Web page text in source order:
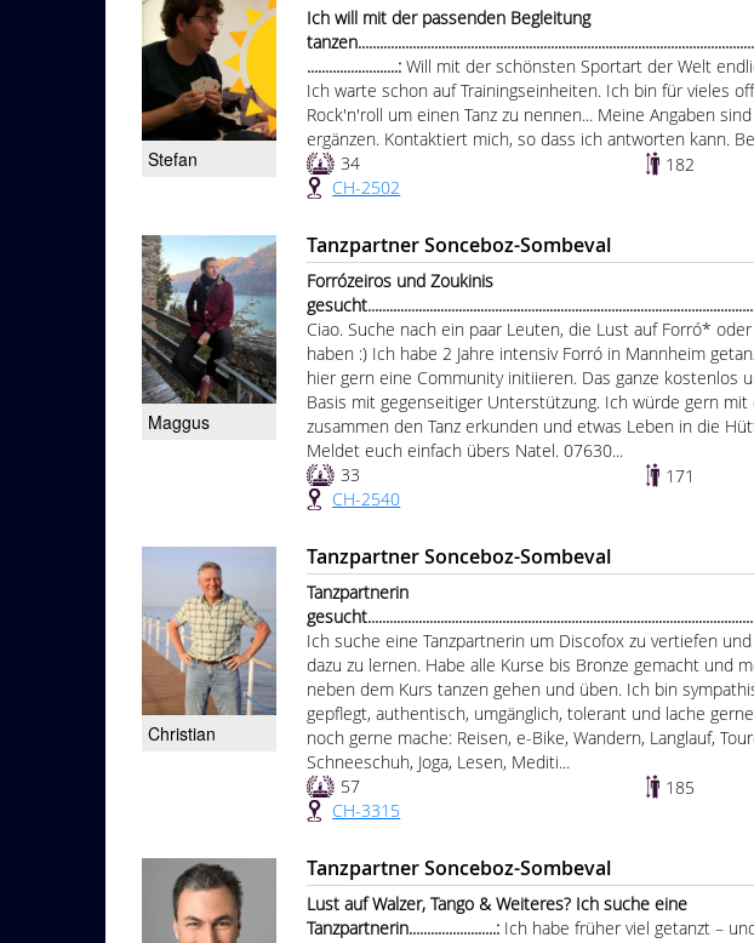
Stefan
Ich will mit der passenden Begleitung
.........................:Will mit der schönsten Sportart der Welt
Ich warte schon auf Trainingseinheiten. Ich bin für vieles
Rock'n'roll um einen Tanz zu nennen... Meine Angaben
ergänzen. Kontaktiert mich, so dass ich antworten kann.
34
182
CH-2502
Maggus
Tanzpartner Sonceboz-Sombeval
Forrózeiros und Zoukinis
Ciao. Suche nach ein paar Leuten, die Lust auf Forró*
haben :) Ich habe 2 Jahre intensiv Forró in Mannheim
hier gern eine Community initiieren. Das ganze kostenlos
Basis mit gegenseitiger Unterstützung. Ich würde gern mit
zusammen den Tanz erkunden und etwas Leben in die
Meldet euch einfach übers Natel. 07630...
33
171
CH-2540
Christian
Tanzpartner Sonceboz-Sombeval
Tanzpartnerin
Ich suche eine Tanzpartnerin um Discofox zu vertiefen
dazu zu lernen. Habe alle Kurse bis Bronze gemacht und
neben dem Kurs tanzen gehen und üben. Ich bin
gepflegt, authentisch, umgänglich, tolerant und lache
noch gerne mache: Reisen, e-Bike, Wandern, Langlauf,
Schneeschuh, Joga, Lesen, Mediti...
57
185
CH-3315
Tanzpartner Sonceboz-Sombeval
Lust auf Walzer, Tango & Weiteres? Ich suche eine
Tanzpartnerin........................: Ich habe früher viel getanzt –